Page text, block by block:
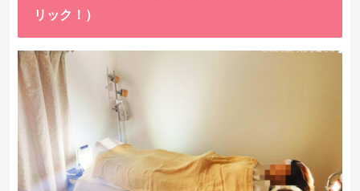
リック！）